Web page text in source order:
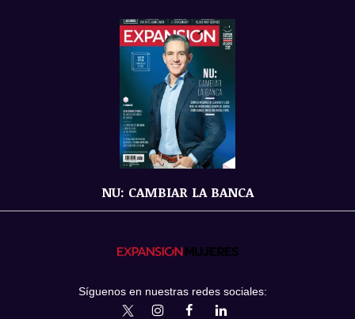
NU: CAMBIAR LA BANCA
Síguenos en nuestras redes sociales:
expansionmxExpansionMex